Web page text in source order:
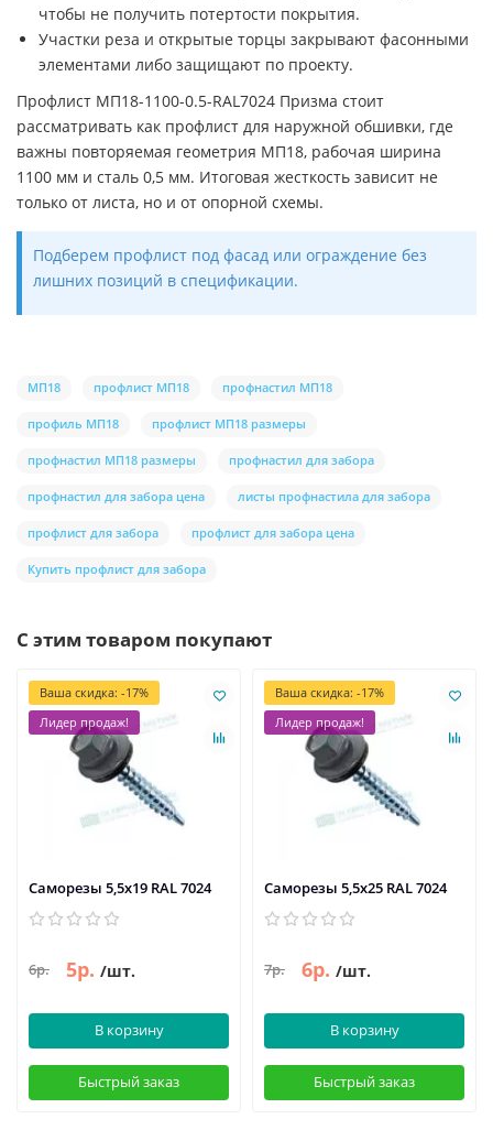
чтобы не получить потертости покрытия.
Участки реза и открытые торцы закрывают фасонными
элементами либо защищают по проекту.
Профлист МП18-1100-0.5-RAL7024 Призма стоит
рассматривать как профлист для наружной обшивки, где
важны повторяемая геометрия МП18, рабочая ширина
1100 мм и сталь 0,5 мм. Итоговая жесткость зависит не
только от листа, но и от опорной схемы.
Подберем профлист под фасад или ограждение без
лишних позиций в спецификации.
МП18 профлист МП18 профнастил МП18
профиль МП18 профлист МП18 размеры
профнастил МП18 размеры профнастил для забора
профнастил для забора цена листы профнастила для забора
профлист для забора профлист для забора цена
Купить профлист для забора
С этим товаром покупают
Ваша скидка: -17%
Лидер продаж!
Саморезы 5,5х19 RAL 7024
6р. 5р. /шт.
В корзину
Быстрый заказ
Ваша скидка: -17%
Лидер продаж!
Саморезы 5,5х25 RAL 7024
7р. 6р. /шт.
В корзину
Быстрый заказ